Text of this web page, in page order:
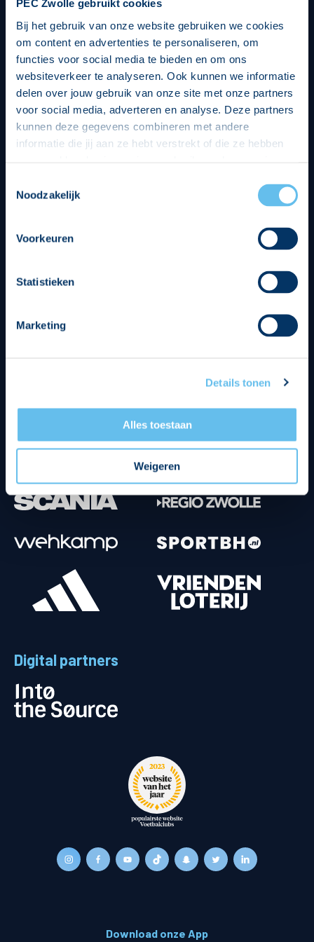
PEC Zwolle gebruikt cookies
Bij het gebruik van onze website gebruiken we cookies
om content en advertenties te personaliseren, om
functies voor social media te bieden en om ons
websiteverkeer te analyseren. Ook kunnen we informatie
delen over jouw gebruik van onze site met onze partners
voor social media, adverteren en analyse. Deze partners
kunnen deze gegevens combineren met andere
informatie die jij aan ze hebt verstrekt of die ze hebben
op een veilige en integere wijze. Je kunt je toestemming
beheren op de privacy- en cookieverklaring pagina.
Noodzakelijk
Voorkeuren
Statistieken
Marketing
Details tonen
Alles toestaan
Weigeren
Digital partners
Download onze App